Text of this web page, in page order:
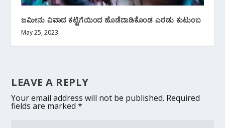
ಜಮೀನು ವಿವಾದ ಕಟ್ಟಿಗೆಯಿಂದ ಹೊಡೆದಾಡಿಕೊಂಡ ಎರಡು ಕುಟುಂಬ
May 25, 2023
LEAVE A REPLY
Your email address will not be published. Required
fields are marked*